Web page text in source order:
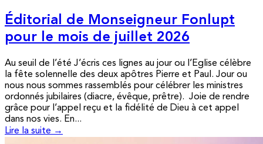
Éditorial de Monseigneur Fonlupt
pour le mois de juillet 2026
Au seuil de l’été J’écris ces lignes au jour ou l’Eglise célèbre
la fête solennelle des deux apôtres Pierre et Paul. Jour ou
nous nous sommes rassemblés pour célébrer les ministres
ordonnés jubilaires (diacre, évêque, prêtre). Joie de rendre
grâce pour l’appel reçu et la fidélité de Dieu à cet appel
dans nos vies. En...
Lire la suite →